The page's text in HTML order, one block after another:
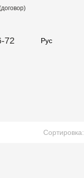
72 Рус
Сортировка: